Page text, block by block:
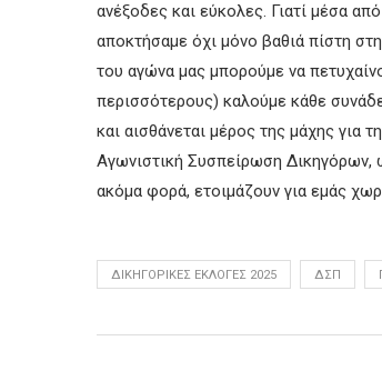
ανέξοδες και εύκολες. Γιατί μέσα
αποκτήσαμε όχι μόνο βαθιά πίστη
του αγώνα μας μπορούμε να
περισσότερους) καλούμε κάθε
και αισθάνεται μέρος της μάχης για
Αγωνιστική Συσπείρωση Δικηγόρων,
ακόμα φορά, ετοιμάζουν για εμάς
ΔΙΚΗΓΟΡΙΚΈΣ ΕΚΛΟΓΈΣ 2025 ΔΣΠ